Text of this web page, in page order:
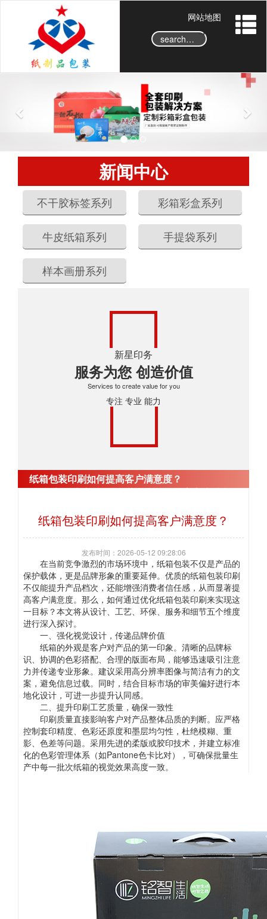
网站地图
→
e
N
x
新闻中心
不干胶标签系列 彩箱彩盒系列
牛皮纸箱系列 手提袋系列
样本画册系列
新星印务
服务为您 创造价值
Services to create value for you
专注 专业 能力
纸箱包装印刷如何提高客户满意度？
首页>新闻中心>纸箱包装印刷如何提高客户满意
纸箱包装印刷如何提高客户满意度？
发布时间：2026-05-12 09:28:06
在当前竞争激烈的市场环境中，纸箱包装不仅是产品的
保护载体，更是品牌形象的重要延伸。优质的纸箱包装印刷
不仅能提升产品档次，还能增强消费者信任感，从而显著提
高客户满意度。那么，如何通过优化纸箱包装印刷来实现这
一目标？本文将从设计、工艺、环保、服务和细节五个维度
进行深入探讨。
一、强化视觉设计，传递品牌价值
纸箱的外观是客户对产品的第一印象。清晰的品牌标
识、协调的色彩搭配、合理的版面布局，能够迅速吸引注意
力并传递专业形象。建议采用高分辨率图像与简洁有力的文
案，避免信息过载。同时，结合目标市场的审美偏好进行本
地化设计，可进一步提升认同感。
二、提升印刷工艺质量，确保一致性
印刷质量直接影响客户对产品整体品质的判断。应严格
控制套印精度、色彩还原度和墨层均匀性，杜绝模糊、重
影、色差等问题。采用先进的柔版或胶印技术，并建立标准
化的色彩管理体系（如Pantone色卡比对），可确保批量生
产中每一批次纸箱的视觉效果高度一致。